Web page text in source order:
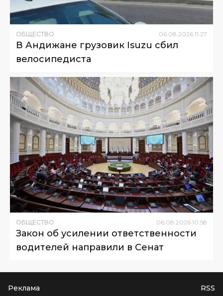
ОБЩЕСТВО 06.08.2026 11:27
В Андижане грузовик Isuzu сбил
велосипедиста
ОБЩЕСТВО 06 08 2026 10:58
Закон об усилении ответственности
водителей направили в Сенат
Реклама RSS